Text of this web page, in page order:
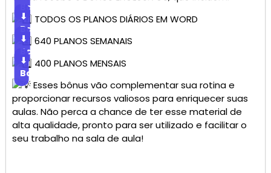
Baixar
TODOS OS PLANOS DIÁRIOS EM WORD
⬇
Baixar
640 PLANOS SEMANAIS
⬇
Baixar
400 PLANOS MENSAIS
⬇
Baixar
Esses bônus vão complementar sua rotina e
proporcionar recursos valiosos para enriquecer suas
aulas. Não perca a chance de ter esse material de
alta qualidade, pronto para ser utilizado e facilitar o
seu trabalho na sala de aula!